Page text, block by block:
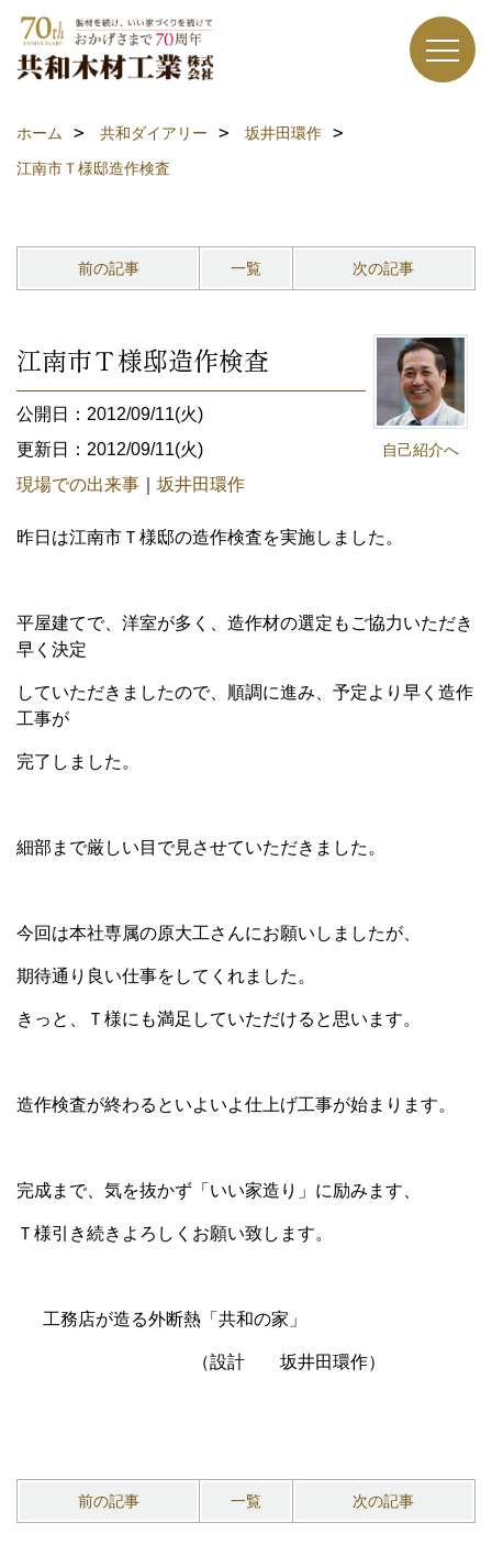
ホーム 共和ダイアリー
坂井田環作
江南市Ｔ様邸造作検査
前の記事 一覧 次の記事
自己紹介へ
江南市Ｔ様邸造作検査
公開日：2012/09/11(火)
更新日：2012/09/11(火)
現場での出来事
坂井田環作
昨日は江南市Ｔ様邸の造作検査を実施しました。
平屋建てで、洋室が多く、造作材の選定もご協力いただき
早く決定
していただきましたので、順調に進み、予定より早く造作
工事が
完了しました。
細部まで厳しい目で見させていただきました。
今回は本社専属の原大工さんにお願いしましたが、
期待通り良い仕事をしてくれました。
きっと、Ｔ様にも満足していただけると思います。
造作検査が終わるといよいよ仕上げ工事が始まります。
完成まで、気を抜かず「いい家造り」に励みます、
Ｔ様引き続きよろしくお願い致します。
工務店が造る外断熱「共和の家」
（設計 坂井田環作）
前の記事 一覧 次の記事